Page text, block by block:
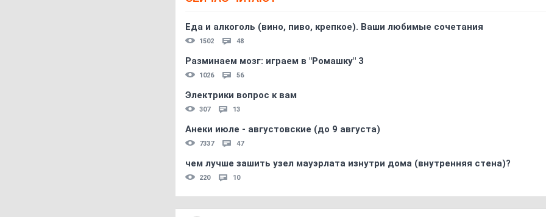
Еда и алкоголь (вино, пиво, крепкое). Ваши любимые сочетания
1502 48
Разминаем мозг: играем в "Ромашку" 3
1026 56
Электрики вопрос к вам
307 13
Анеки июле - августовские (до 9 августа)
7337 47
чем лучше зашить узел мауэрлата изнутри дома (внутренняя стена)?
220 10